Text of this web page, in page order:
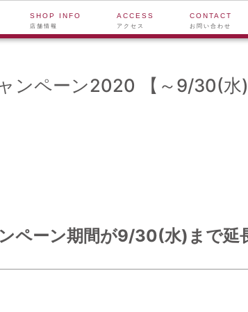
SHOP INFO
店舗情報
ACCESS
アクセス
CONTACT
お問い合わせ
ンペーン2020 【～9/30(水
ペーン期間が9/30(水)まで延